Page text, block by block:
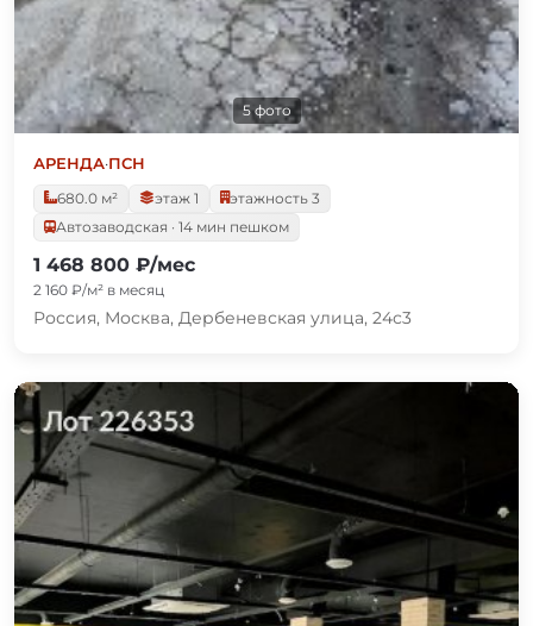
5 фото
АРЕНДА·ПСН
680.0 м²
этаж 1
этажность 3
Автозаводская · 14 мин пешком
1 468 800 ₽/мес
2 160 ₽/м² в месяц
Россия, Москва, Дербеневская улица, 24с3